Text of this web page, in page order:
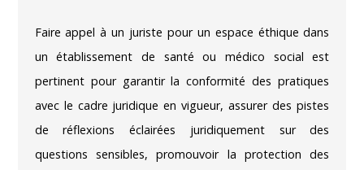
Faire appel à un juriste pour un espace éthique dans
un établissement de santé ou médico social est
pertinent pour garantir la conformité des pratiques
avec le cadre juridique en vigueur, assurer des pistes
de réflexions éclairées juridiquement sur des
questions sensibles, promouvoir la protection des